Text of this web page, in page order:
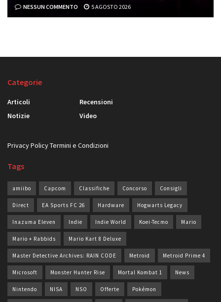
NESSUN COMMENTO 5 AGOSTO 2026
Categorie
Articoli
Notizie
Recensioni
Video
Privacy PolicyTermini e Condizioni
Tags
amiibo Capcom Classifiche Concorso Consigli
Direct EA Sports FC 26 Hardware Hogwarts Legacy
Inazuma Eleven Indie Indie World Koei-Tecmo Mario
Mario + Rabbids Mario Kart 8 Deluxe
Master Detective Archives: RAIN CODE Metroid Metroid Prime 4
Microsoft Monster Hunter Rise Mortal Kombat 1 News
Nintendo NISA NSO Offerte Pokémon